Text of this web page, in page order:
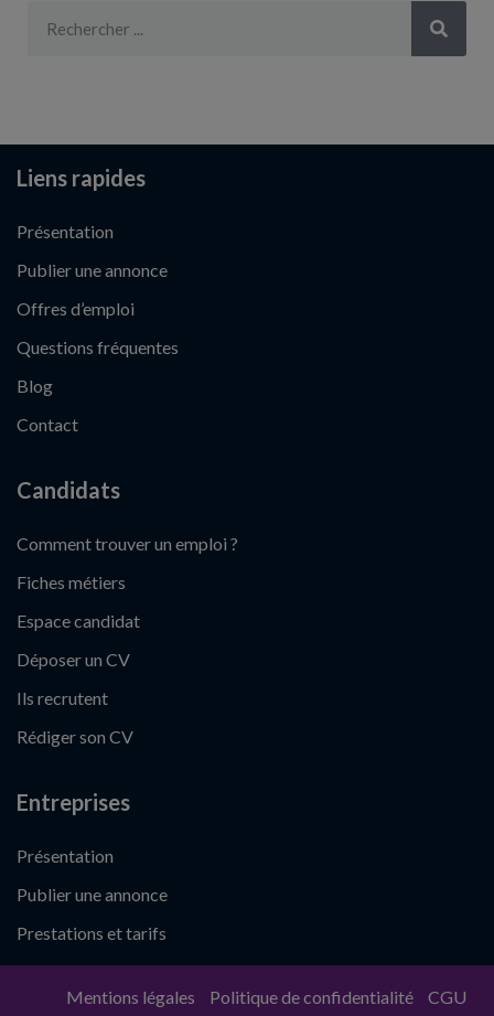
Liens rapides
Présentation
Publier une annonce
Offres d’emploi
Questions fréquentes
Blog
Contact
Candidats
Comment trouver un emploi ?
Fiches métiers
Espace candidat
Déposer un CV
Ils recrutent
Rédiger son CV
Entreprises
Présentation
Publier une annonce
Prestations et tarifs
Mentions légales Politique de confidentialité CGU